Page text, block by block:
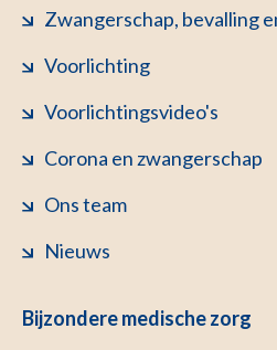
Zwangerschap, bevalling
Voorlichting
Voorlichtingsvideo's
Corona en zwangerschap
Ons team
Nieuws
Bijzondere medische zorg